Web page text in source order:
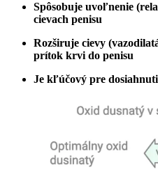
Spôsobuje uvoľnenie
cievach penisu
Rozširuje cievy
prítok krvi do penisu
Je kľúčový pre